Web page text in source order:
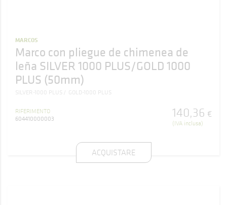
MARCOS
Marco con pliegue de chimenea de
leña SILVER 1000 PLUS/GOLD 1000
PLUS (50mm)
SILVER-1000 PLUS GOLD-1000 PLUS
RIFERIMENTO
604410000003
140,36 €
(IVA inclusa)
ACQUISTARE